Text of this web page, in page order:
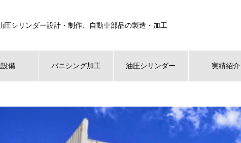
圧シリンダー設計・制作、自動車部品の製造・加工
備 バニシング加工 油圧シリンダー 実績紹介